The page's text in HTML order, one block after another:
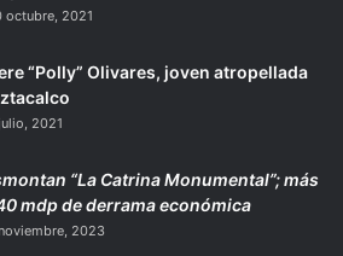
octubre, 2021
“Polly” Olivares, joven atropellada
2021
“La Catrina Monumental”; más
mdp de derrama económica
2023